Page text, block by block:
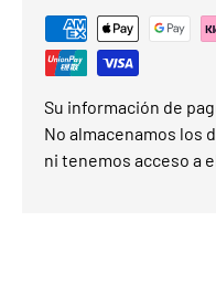
Su información de
No almacenamos los
ni tenemos acceso a